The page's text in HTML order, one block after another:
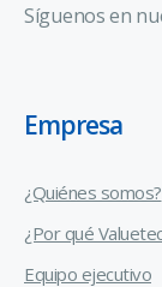
Síguenos en
Empresa
¿Quiénes somos?
¿Por qué
Equipo ejecutivo